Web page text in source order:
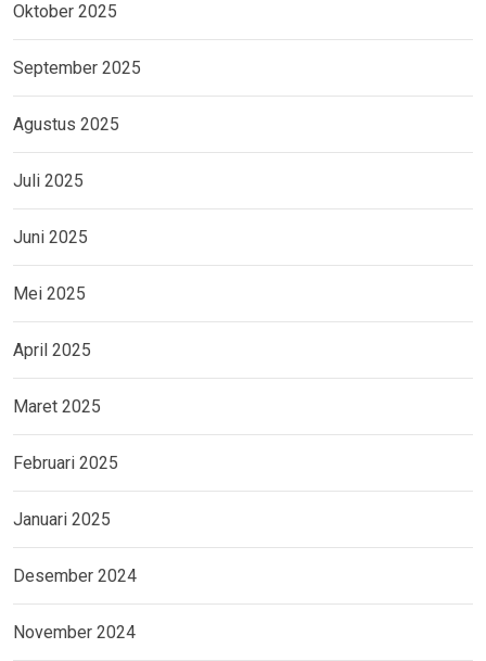
Oktober 2025
September 2025
Agustus 2025
Juli 2025
Juni 2025
Mei 2025
April 2025
Maret 2025
Februari 2025
Januari 2025
Desember 2024
November 2024